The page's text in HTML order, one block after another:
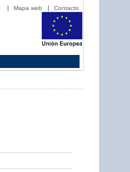
Mapa web Contacto